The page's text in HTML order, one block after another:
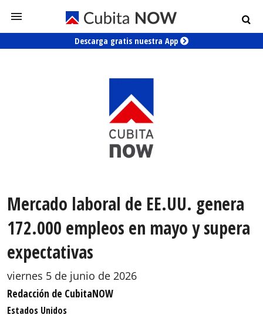
Descarga gratis nuestra App
Mercado laboral de EE.UU. genera
172.000 empleos en mayo y supera
expectativas
viernes 5 de junio de 2026
Redacción de CubitaNOW
Estados Unidos